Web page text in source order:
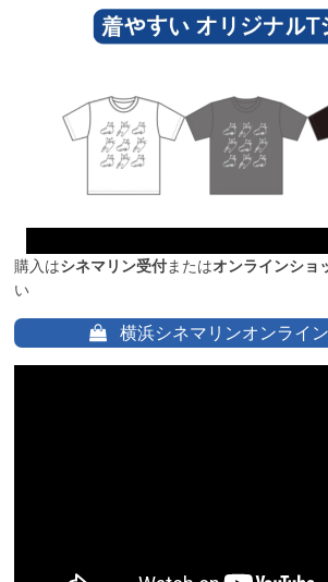
購入はシネマリン受付またはオンラインショ
い
横浜シネマリンオンライ